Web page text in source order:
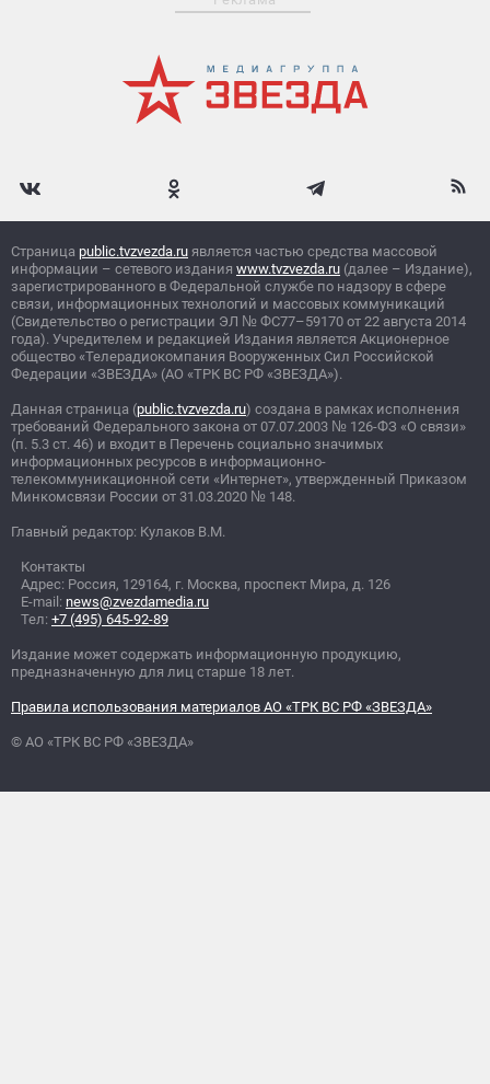
Страница public.tvzvezda.ru является частью средства массовой
информации – сетевого издания www.tvzvezda.ru (далее – Издание),
зарегистрированного в Федеральной службе по надзору в сфере
связи, информационных технологий и массовых коммуникаций
(Свидетельство о регистрации ЭЛ № ФС77–59170 от 22 августа 2014
года). Учредителем и редакцией Издания является Акционерное
общество «Телерадиокомпания Вооруженных Сил Российской
Федерации «ЗВЕЗДА» (АО «ТРК ВС РФ «ЗВЕЗДА»).
Данная страница (public.tvzvezda.ru) создана в рамках исполнения
требований Федерального закона от 07.07.2003 № 126-ФЗ «О связи»
(п. 5.3 ст. 46) и входит в Перечень социально значимых
информационных ресурсов в информационно-
телекоммуникационной сети «Интернет», утвержденный Приказом
Минкомсвязи России от 31.03.2020 № 148.
Главный редактор: Кулаков В.М.
Контакты
Адрес: Россия, 129164, г. Москва, проспект Мира, д. 126
E-mail: news@zvezdamedia.ru
Тел: +7 (495) 645-92-89
Издание может содержать информационную продукцию,
предназначенную для лиц старше 18 лет.
Правила использования материалов АО «ТРК ВС РФ «ЗВЕЗДА»
© АО «ТРК ВС РФ «ЗВЕЗДА»